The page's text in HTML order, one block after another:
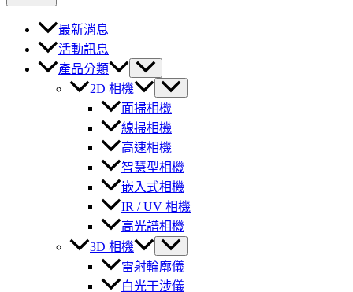
最新消息
活動訊息
產品分類
2D 相機
面掃相機
線掃相機
高速相機
智慧型相機
嵌入式相機
IR / UV 相機
高光譜相機
3D 相機
雷射輪廓儀
白光干涉儀